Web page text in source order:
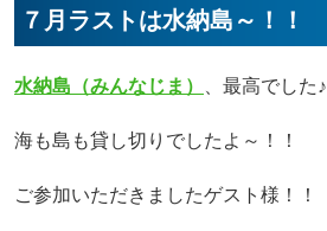
７月ラストは水納島～！！
水納島（みんなじま ） 、最高でした♪
海も島も貸し切りでしたよ～！！
ご参加いただきましたゲスト様！！